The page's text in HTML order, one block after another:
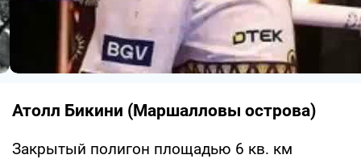
Атолл Бикини (Маршалловы острова)
Закрытый полигон площадью 6 кв. км